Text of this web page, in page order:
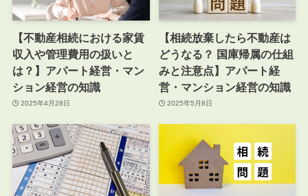
【不動産相続における家賃
収入や管理費用の扱いと
は？】アパート経営・マン
ション経営の知識
2025年4月28日
【相続放棄したら不動産は
どうなる？ 国庫帰属の仕組
みと注意点】アパート経
営・マンション経営の知識
2025年5月8日